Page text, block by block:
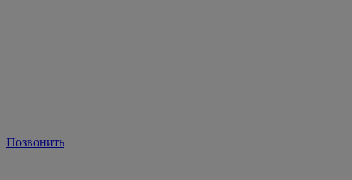
Позвонить